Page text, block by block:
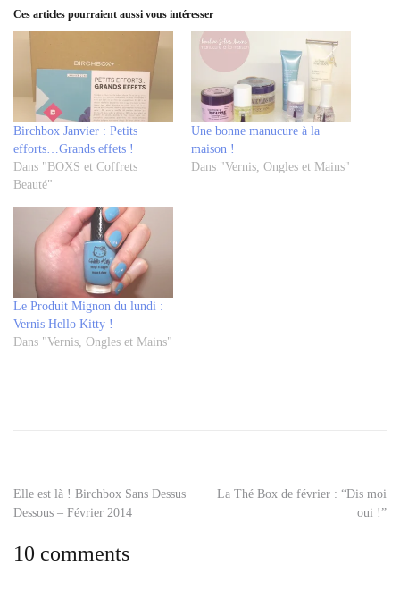
Ces articles pourraient aussi vous intéresser
Birchbox Janvier : Petits
efforts…Grands effets !
Dans "BOXS et Coffrets
Beauté"
Une bonne manucure à la
maison !
Dans "Vernis, Ongles et Mains"
Le Produit Mignon du lundi :
Vernis Hello Kitty !
Dans "Vernis, Ongles et Mains"
models
own,
dissolvant
Navigation
l’article
Elle est là ! Birchbox Sans Dessus
Dessous – Février 2014
La Thé Box de février : “Dis moi
oui !”
10 comments